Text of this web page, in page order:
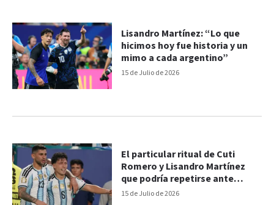
15 de Julio de 2026
Lisandro Martínez: “Lo que
hicimos hoy fue historia y un
mimo a cada argentino”
15 de Julio de 2026
El particular ritual de Cuti
Romero y Lisandro Martínez
que podría repetirse ante
Inglaterra